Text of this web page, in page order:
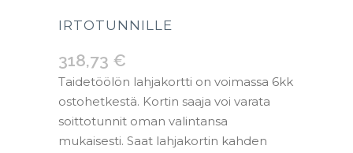
IRTOTUNNILLE
318,73 €
Taidetöölön lahjakortti on voimassa 6kk
ostohetkestä. Kortin saaja voi varata
soittotunnit oman valintansa
mukaisesti. Saat lahjakortin kahden